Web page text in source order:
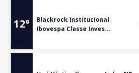
12°
Blackrock Institucional
Ibovespa Classe Inves...